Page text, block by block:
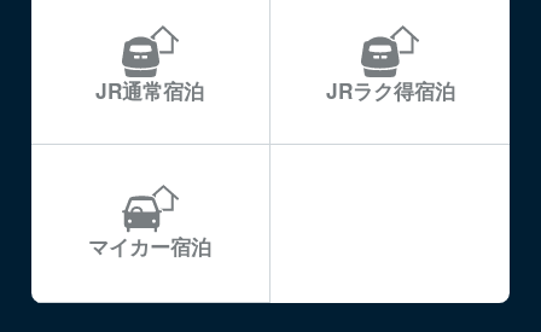
JR通常宿泊 JRラク得宿泊
マイカー宿泊